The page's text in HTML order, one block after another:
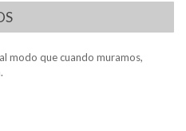
modo que cuando muramos,